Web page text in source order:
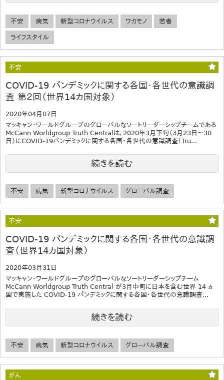
不安 病気 新型コロナウイルス ワカモノ 若者
ライフスタイル
不安
COVID-19 パンデミックに関する各国・各世代の意識調
査 第２回（世界14カ国対象）
2020年04月07日
マッキャン・ワールドグループのグローバルなソートリーダーシップチームである
McCann Worldgroup Truth Centralは、2020年3月下旬（３月23日〜30
日）にCOVID-19パンデミックに関する各国・各世代の意識調査「Tru...
続きを読む
不安 病気 新型コロナウイルス グローバル調査
不安
COVID-19 パンデミックに関する各国・各世代の意識調
査（世界14カ国対象）
2020年03月31日
マッキャン・ワールドグループのグローバルなソートリーダーシップチーム
McCann Worldgroup Truth Central が3月中旬に日本を含む世界 14 ヵ
国で実施した COVID-19 パンデミックに関する各国・各世代の意識調査...
続きを読む
不安 病気 新型コロナウイルス グローバル調査
がん